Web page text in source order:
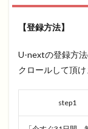
【登録方法】
U-nextの登録方
クロールして頂
step1